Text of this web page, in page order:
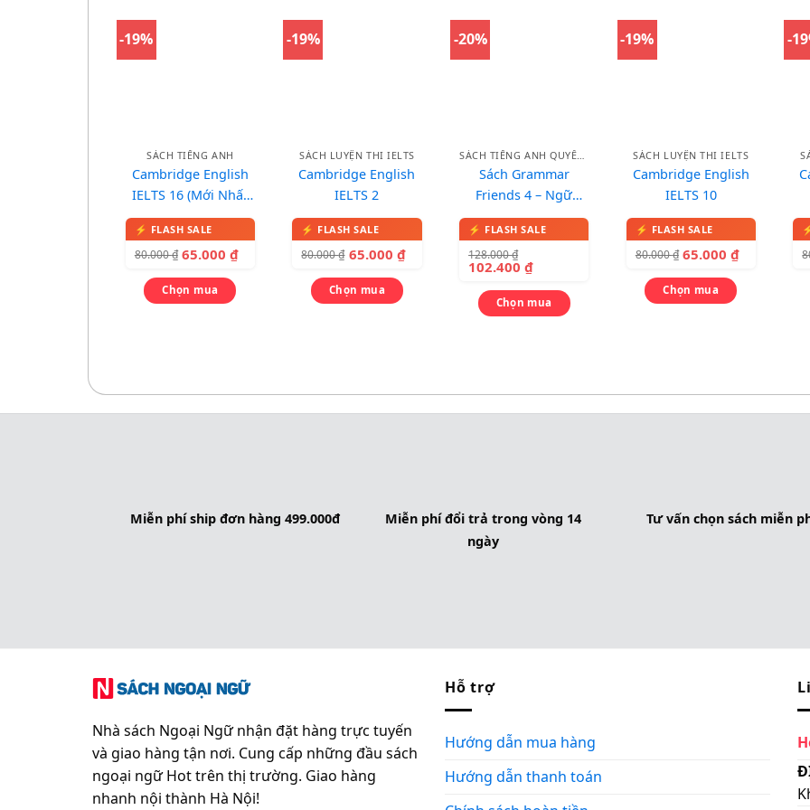
-19%
SÁCH TIẾNG ANH
Cambridge English
IELTS 16 (Mới Nhất
2021)
80.000₫ 65.000₫
Chọn mua
-19%
SÁCH LUYỆN THI IELTS
Cambridge English
IELTS 2
80.000₫ 65.000 ₫
Chọn mua
-20%
SÁCH TIẾNG ANH QUYỂN LẺ
Sách Grammar
Friends 4 – Ngữ
Pháp Tiếng Anh
128.000₫
102.400₫
Chọn mua
-19%
SÁCH LUYỆN THI IELTS
Cambridge English
IELTS 10
80.000₫ 65.000₫
Chọn mua
-
Miễn phí ship đơn hàng 499.000đ
Miễn phí đổi trả trong vòng 14
ngày
Tư vấn chọn sách miễn
Nhà sách Ngoại Ngữ nhận đặt hàng trực tuyến
và giao hàng tận nơi. Cung cấp những đầu sách
ngoại ngữ Hot trên thị trường. Giao hàng
nhanh nội thành Hà Nội!
Hỗ trợ
Hướng dẫn mua hàng
Hướng dẫn thanh toán